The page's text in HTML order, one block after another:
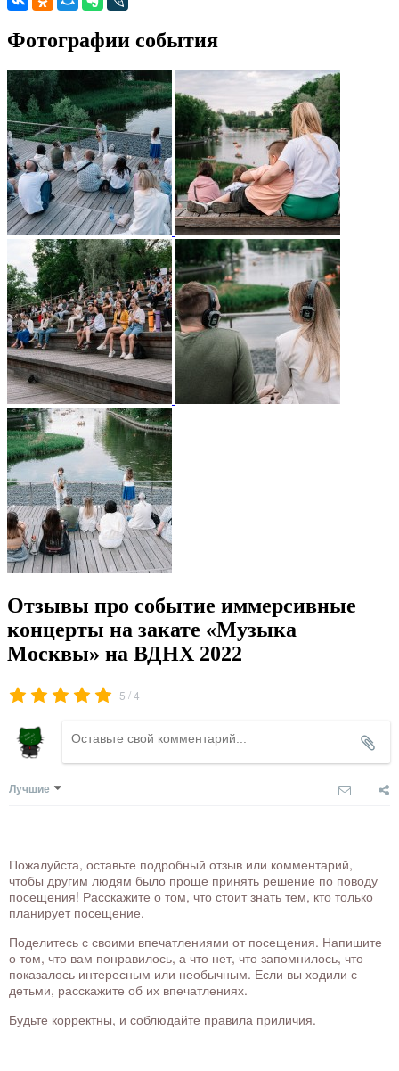
Фотографии события
Отзывы про событие иммерсивные
концерты на закате «Музыка
Москвы» на ВДНХ 2022
5 /4
Лучшие
Пожалуйста, оставьте подробный отзыв или комментарий,
чтобы другим людям было проще принять решение по поводу
посещения! Расскажите о том, что стоит знать тем, кто только
планирует посещение.
Поделитесь с своими впечатлениями от посещения. Напишите
о том, что вам понравилось, а что нет, что запомнилось, что
показалось интересным или необычным. Если вы ходили с
детьми, расскажите об их впечатлениях.
Будьте корректны, и соблюдайте правила приличия.